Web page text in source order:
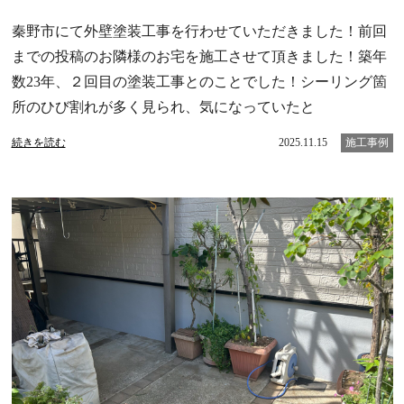
秦野市にて外壁塗装工事を行わせていただきました！前回
までの投稿のお隣様のお宅を施工させて頂きました！築年
数23年、２回目の塗装工事とのことでした！シーリング箇
所のひび割れが多く見られ、気になっていたと
続きを読む 2025.11.15 施工事例